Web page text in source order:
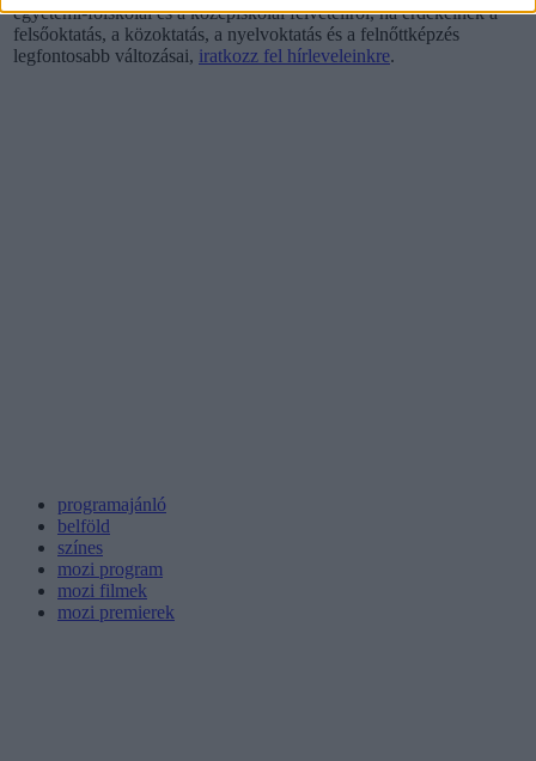
egyetemi-főiskolai és a középiskolai felvételiről, ha érdekelnek a
felsőoktatás, a közoktatás, a nyelvoktatás és a felnőttképzés
legfontosabb változásai, iratkozz fel hírleveleinkre.
programajánló
belföld
színes
mozi program
mozi filmek
mozi premierek